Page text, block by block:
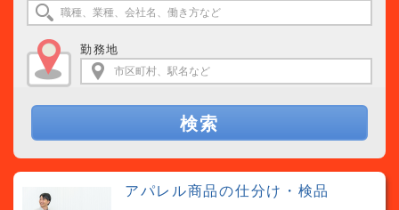
勤務地
検索
アパレル商品の仕分け・検品